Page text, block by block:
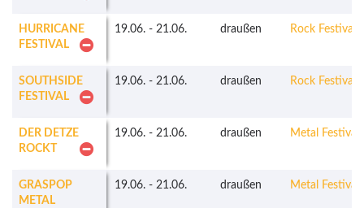
HURRICANE
FESTIVAL
19.06. - 21.06. draußen Rock Festivals
SOUTHSIDE
FESTIVAL
19.06. - 21.06. draußen Rock Festivals
DER DETZE
ROCKT
19.06. - 21.06. draußen Metal Festivals
GRASPOP
METAL
19.06. - 21.06. draußen Metal Festivals